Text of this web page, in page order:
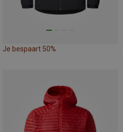
Je bespaart 50%